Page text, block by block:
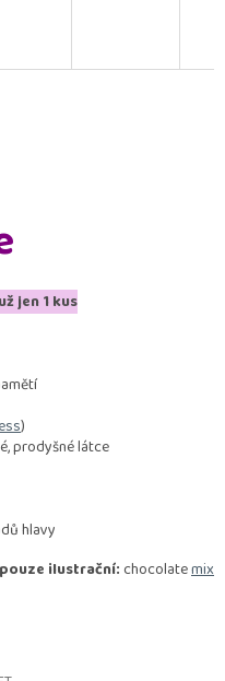
jen 1 kus
)
prodyšné látce
hlavy
ilustrační: chocolatemix